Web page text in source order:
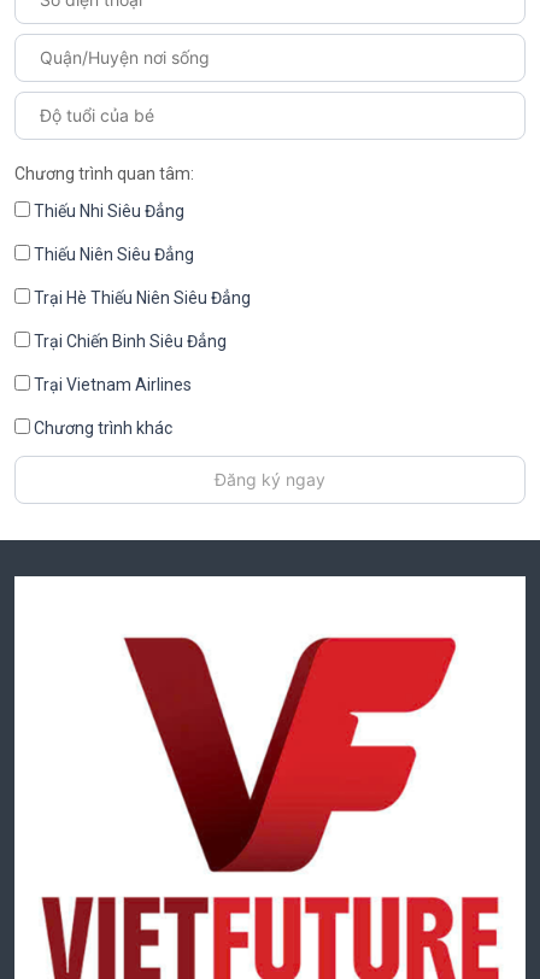
Chương trình quan tâm:
Thiếu Nhi Siêu Đẳng
Thiếu Niên Siêu Đẳng
Trại Hè Thiếu Niên Siêu Đẳng
Trại Chiến Binh Siêu Đẳng
Trại Vietnam Airlines
Chương trình khác